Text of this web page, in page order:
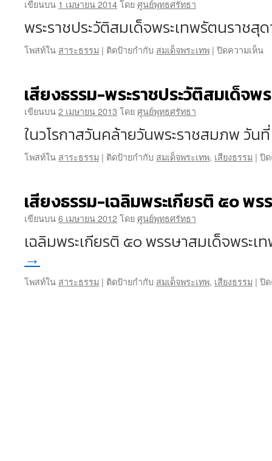
เขียนบน 1 เมษายน 2014โดยศูนย์พุทธศรัทธา
พระราชประวัติสมเด็จพระเทพรัตนราชสุ
โพสท์ใน สาระธรรม | ติดป้ายกำกับ สมเด็จพระเทพ | ปิดความเห็นบ
ร
พ
เสียงธรรม-พระราชประวัติสมเด็จพ
เขียนบน2 เมษายน 2013 โดยศูนย์พุทธศรัทธา
ในวโรกาสวันคล้ายวันพระราชสมภพ วัน
โพสท์ใน สาระธรรม | ติดป้ายกำกับ สมเด็จพระเทพ, เสียงธรรม | ปิ
เสียงธรรม-เฉลิมพระเกียรติ ๕๐ พร
เขียนบน6 เมษายน 2012โดยศูนย์พุทธศรัทธา
เฉลิมพระเกียรติ ๕๐ พรรษาสมเด็จพระ
→
โพสท์ใน สาระธรรม | ติดป้ายกำกับ สมเด็จพระเทพ, เสียงธรรม | ปิ